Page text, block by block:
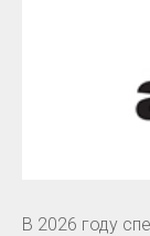
В 2026 году